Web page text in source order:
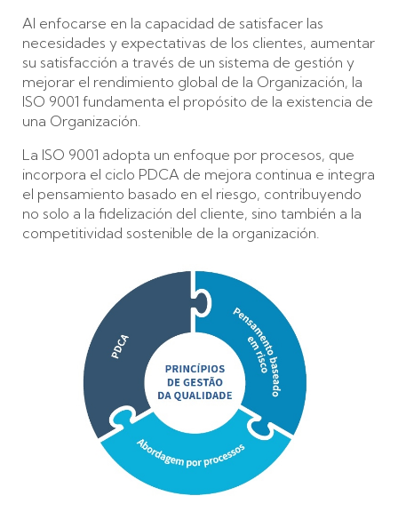
Al enfocarse en la capacidad de satisfacer las
necesidades y expectativas de los clientes, aumentar
su satisfacción a través de un sistema de gestión y
mejorar el rendimiento global de la Organización, la
ISO 9001 fundamenta el propósito de la existencia de
una Organización.
La ISO 9001 adopta un enfoque por procesos, que
incorpora el ciclo PDCA de mejora continua e integra
el pensamiento basado en el riesgo, contribuyendo
no solo a la fidelización del cliente, sino también a la
competitividad sostenible de la organización.